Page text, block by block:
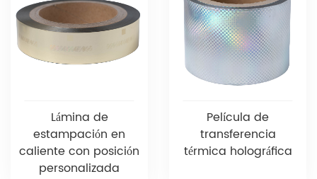
Lámina de
estampación en
caliente con posición
personalizada
Película de
transferencia
térmica holográfica